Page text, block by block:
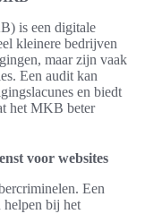
is een digitale
kleinere bedrijven
maar zijn vaak
Een audit kan
en biedt
het MKB beter
voor websites
Een
helpen bij het